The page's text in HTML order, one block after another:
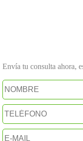
Envía tu consulta ahora,